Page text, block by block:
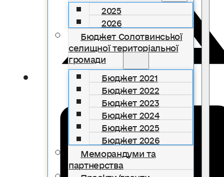
2025
2026
Бюджет Солотвинської
селищної територіальної
громади
Бюджет 2021
Бюджет 2022
Бюджет 2023
Бюджет 2024
Бюджет 2025
Бюджет 2026
Меморандуми та
партнерства